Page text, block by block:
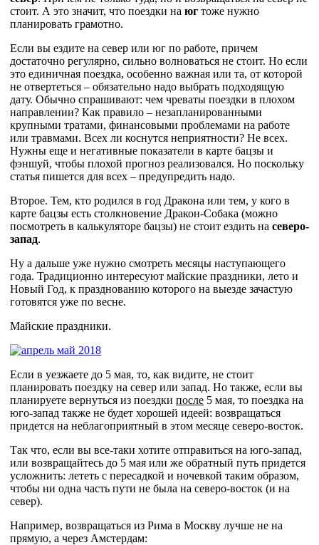
стоит. А это значит, что поездки на юг тоже нужно
планировать грамотно.
Если вы ездите на север или юг по работе, причем
достаточно регулярно, сильно волноваться не стоит. Но если
это единичная поездка, особенно важная или та, от которой
не отвертеться – обязательно надо выбрать подходящую
дату. Обычно спрашивают: чем чреваты поездки в плохом
направлении? Как правило – незапланированными
крупными тратами, финансовыми проблемами на работе
или травмами. Всех ли коснутся неприятности? Не всех.
Нужны еще и негативные показатели в карте бацзы и
фэншуй, чтобы плохой прогноз реализовался. Но поскольку
статья пишется для всех – предупредить надо.
Второе. Тем, кто родился в год Дракона или тем, у кого в
карте бацзы есть столкновение Дракон-Собака (можно
посмотреть в калькуляторе бацзы) не стоит ездить на северо-
запад.
Ну а дальше уже нужно смотреть месяцы наступающего
года. Традиционно интересуют майские праздники, лето и
Новый Год, к празднованию которого на выезде зачастую
готовятся уже по весне.
Майские праздники.
Если в уезжаете до 5 мая, то, как видите, не стоит
планировать поездку на север или запад. Но также, если вы
планируете вернуться из поездки после 5 мая, то поездка на
юго-запад также не будет хорошей идеей: возвращаться
придется на неблагоприятный в этом месяце северо-восток.
Так что, если вы все-таки хотите отправиться на юго-запад,
или возвращайтесь до 5 мая или же обратный путь придется
усложнить: лететь с пересадкой и ночевкой таким образом,
чтобы ни одна часть пути не была на северо-восток (и на
север).
Например, возвращаться из Рима в Москву лучше не на
прямую, а через Амстердам: